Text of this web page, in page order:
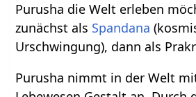
Purusha die Welt erleben
zunächst als Spandana
Urschwingung), dann als
Purusha nimmt in der Welt